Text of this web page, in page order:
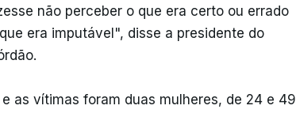
não perceber o que era certo ou errado
era imputável", disse a presidente do
as vítimas foram duas mulheres, de 24 e 49